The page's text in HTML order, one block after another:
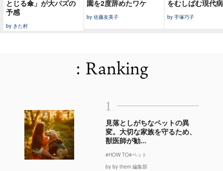
とじる傘」が大バズの
予感
by きた村
園を2度辞めたワケ
by 佐藤友美子
をむしばむ現代病
by 手塚巧子
: Ranking
1
見落としがちなペットの異
変。大切な家族を守るため、
獣医師が勧...
#HOW TO#ペット
by by them 編集部